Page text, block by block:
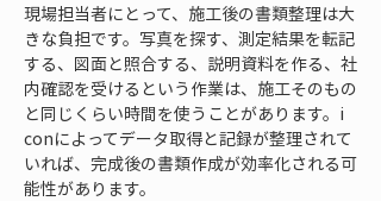
現場担当者にとって、施工後の書類整理は大
きな負担です。写真を探す、測定結果を転記
する、図面と照合する、説明資料を作る、社
内確認を受けるという作業は、施工そのもの
と同じくらい時間を使うことがあります。i
conによってデータ取得と記録が整理されて
いれば、完成後の書類作成が効率化される可
能性があります。